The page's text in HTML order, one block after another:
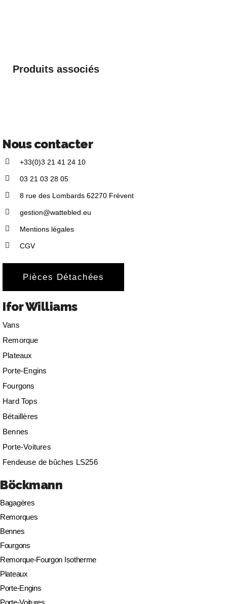
Produits associés
Nous contacter
+33(0)3 21 41 24 10
03 21 03 28 05
8 rue des Lombards 62270 Frévent
gestion@wattebled.eu
Mentions légales
CGV
Pièces Détachées
Ifor Williams
Vans
Remorque
Plateaux
Porte-Engins
Fourgons
Hard Tops
Bétaillères
Bennes
Porte-Voitures
Fendeuse de bûches LS256
Böckmann
Bagagères
Remorques
Bennes
Fourgons
Remorque-Fourgon Isotherme
Plateaux
Porte-Engins
Porte-Voitures